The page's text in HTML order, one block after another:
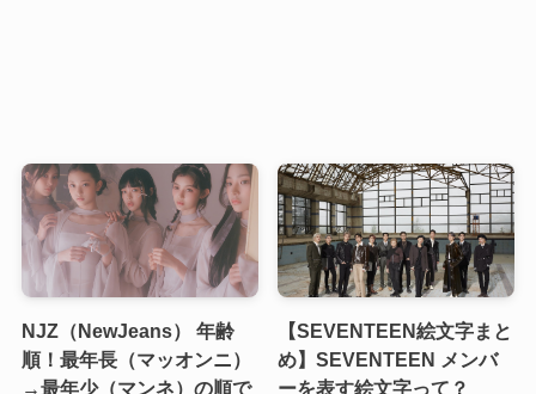
NJZ（NewJeans） 年齢
順！最年長（マッオンニ）
→最年少（マンネ）の順で
【SEVENTEEN絵文字まと
め】SEVENTEEN メンバ
ーを表す絵文字って？